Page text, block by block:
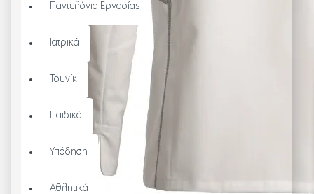
Παντελόνια Εργασίας
Ιατρικά
Τουνίκ
Παιδικά
Υπόδηση
Αθλητικά